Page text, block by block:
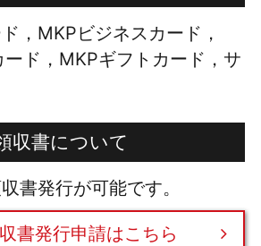
，MKPビジネスカード，
ド，MKPギフトカード，サ
収書について
書発行が可能です。
書発行申請はこちら